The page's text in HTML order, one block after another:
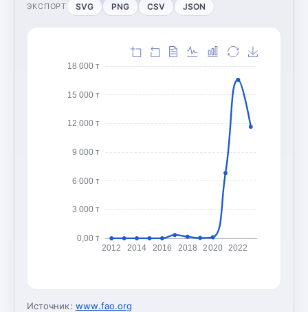
ЭКСПОРТ SVG PNG CSV JSON
0,00 т
3 000 т
6 000 т
9 000 т
12 000 т
15 000 т
18 000 т
2012 2014 2016 2018 2020 2022
Источник: www.fao.org